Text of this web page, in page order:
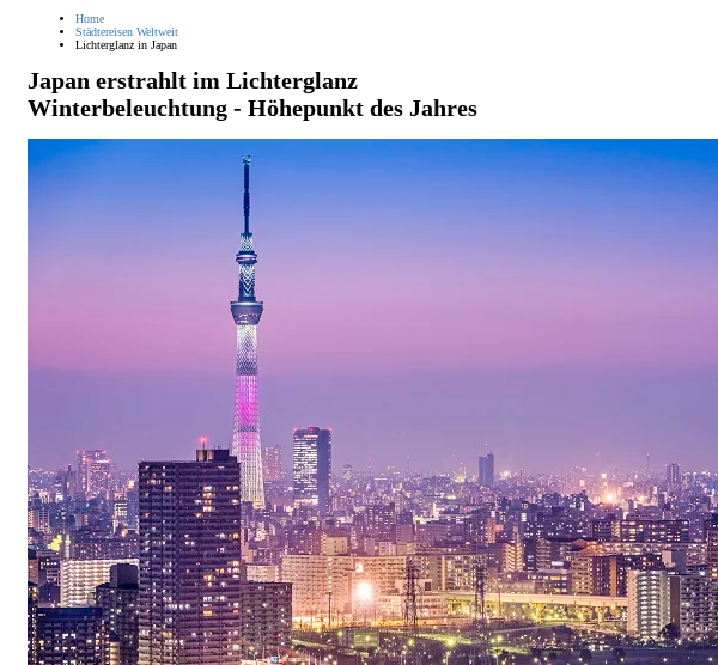
Home
Städtereisen Weltweit
Lichterglanz in Japan
Japan erstrahlt im Lichterglanz
Winterbeleuchtung - Höhepunkt des Jahres